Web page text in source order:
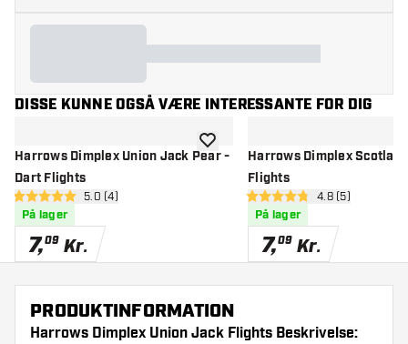
DISSE KUNNE OGSÅ VÆRE INTERESSANTE FOR DIG
Harrows Dimplex Union Jack Pear -
Dart Flights
åbn anmeldelsespanel
5 bedømmelsesstjerner
5.0 (4)
På lager
7,09 Kr.
tilføje til ønskeliste
Harrows Dimplex
Flights
åbn
4.8 bedømmelsesstjerner
4.8 (5)
På lager
7,09 Kr.
PRODUKTINFORMATION
Harrows Dimplex Union Jack Flights Beskrivelse: